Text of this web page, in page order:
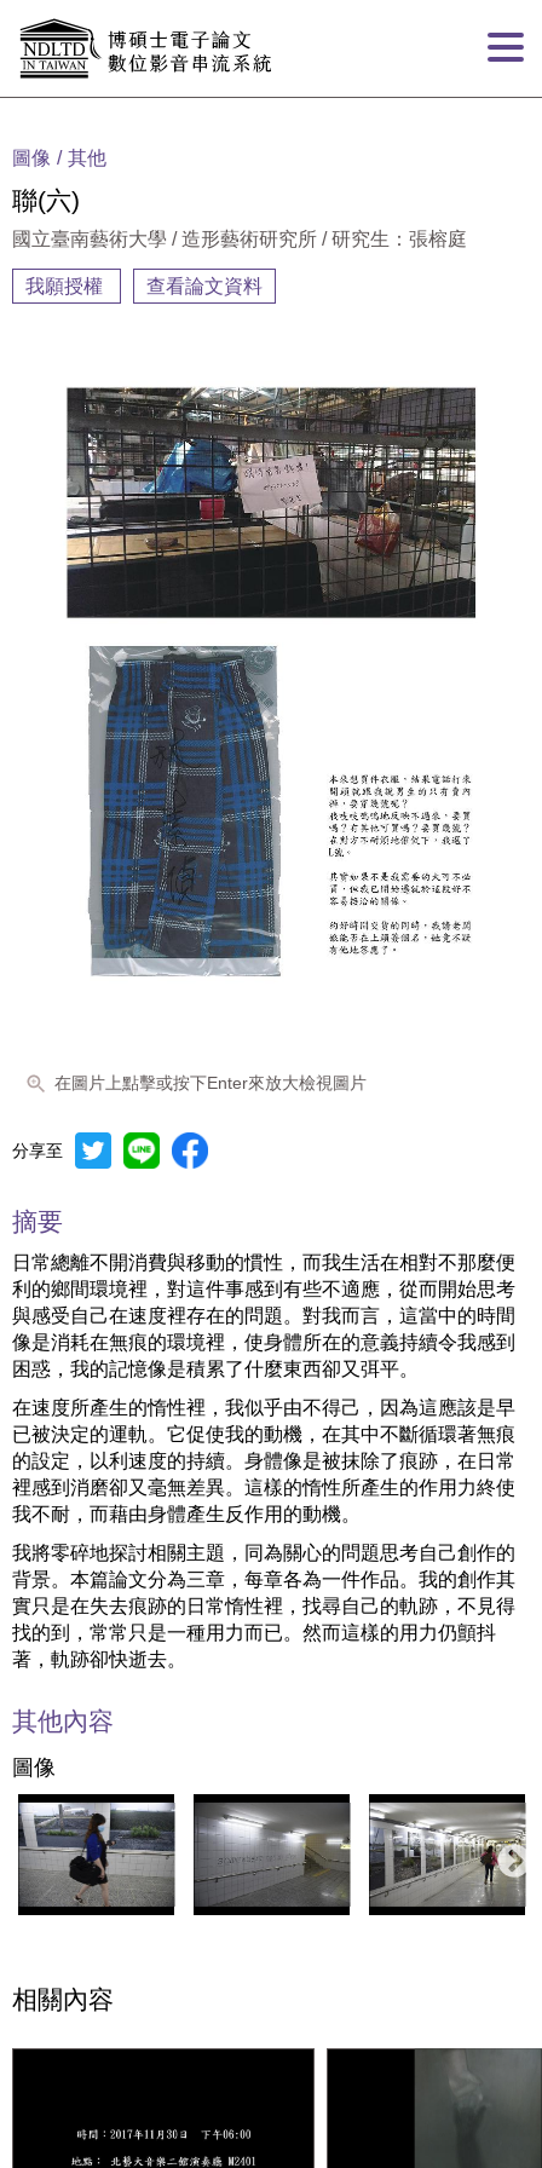
圖像 其他
聯(六)
國立臺南藝術大學 / 造形藝術研究所 / 研究生：張榕庭
我願授權 查看論文資料
在圖片上點擊或按下Enter來放大檢視圖片
分享至
摘要
日常總離不開消費與移動的慣性，而我生活在相對不那麼便
利的鄉間環境裡，對這件事感到有些不適應，從而開始思考
與感受自己在速度裡存在的問題。對我而言，這當中的時間
像是消耗在無痕的環境裡，使身體所在的意義持續令我感到
困惑，我的記憶像是積累了什麼東西卻又弭平。
在速度所產生的惰性裡，我似乎由不得己，因為這應該是早
已被決定的運軌。它促使我的動機，在其中不斷循環著無痕
的設定，以利速度的持續。身體像是被抹除了痕跡，在日常
裡感到消磨卻又毫無差異。這樣的惰性所產生的作用力終使
我不耐，而藉由身體產生反作用的動機。
我將零碎地探討相關主題，同為關心的問題思考自己創作的
背景。本篇論文分為三章，每章各為一件作品。我的創作其
實只是在失去痕跡的日常惰性裡，找尋自己的軌跡，不見得
找的到，常常只是一種用力而已。然而這樣的用力仍顫抖
著，軌跡卻快逝去。
其他內容
圖像
相關內容